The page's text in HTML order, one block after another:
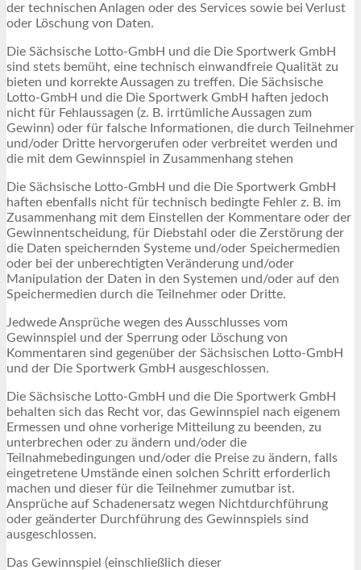
der technischen Anlagen oder des Services sowie bei Verlust
oder Löschung von Daten.
Die Sächsische Lotto-GmbH und die Die Sportwerk GmbH
sind stets bemüht, eine technisch einwandfreie Qualität zu
bieten und korrekte Aussagen zu treffen. Die Sächsische
Lotto-GmbH und die Die Sportwerk GmbH haften jedoch
nicht für Fehlaussagen (z. B. irrtümliche Aussagen zum
Gewinn) oder für falsche Informationen, die durch Teilnehmer
und/oder Dritte hervorgerufen oder verbreitet werden und
die mit dem Gewinnspiel in Zusammenhang stehen
Die Sächsische Lotto-GmbH und die Die Sportwerk GmbH
haften ebenfalls nicht für technisch bedingte Fehler z. B. im
Zusammenhang mit dem Einstellen der Kommentare oder der
Gewinnentscheidung, für Diebstahl oder die Zerstörung der
die Daten speichernden Systeme und/oder Speichermedien
oder bei der unberechtigten Veränderung und/oder
Manipulation der Daten in den Systemen und/oder auf den
Speichermedien durch die Teilnehmer oder Dritte.
Jedwede Ansprüche wegen des Ausschlusses vom
Gewinnspiel und der Sperrung oder Löschung von
Kommentaren sind gegenüber der Sächsischen Lotto-GmbH
und der Die Sportwerk GmbH ausgeschlossen.
Die Sächsische Lotto-GmbH und die Die Sportwerk GmbH
behalten sich das Recht vor, das Gewinnspiel nach eigenem
Ermessen und ohne vorherige Mitteilung zu beenden, zu
unterbrechen oder zu ändern und/oder die
Teilnahmebedingungen und/oder die Preise zu ändern, falls
eingetretene Umstände einen solchen Schritt erforderlich
machen und dieser für die Teilnehmer zumutbar ist.
Ansprüche auf Schadenersatz wegen Nichtdurchführung
oder geänderter Durchführung des Gewinnspiels sind
ausgeschlossen.
Das Gewinnspiel (einschließlich dieser